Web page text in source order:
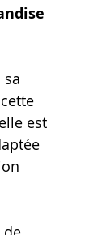
sa
est